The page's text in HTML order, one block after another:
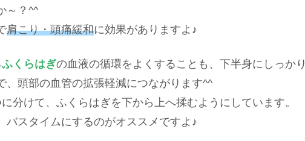
～？^^
肩こり・頭痛緩和に効果がありますよ♪
ふくらはぎの血液の循環をよくすることも、下半身にしっかり
、頭部の血管の拡張軽減につながります^^
分けて、ふくらはぎを下から上へ揉むようにしています。
バスタイムにするのがオススメですよ♪